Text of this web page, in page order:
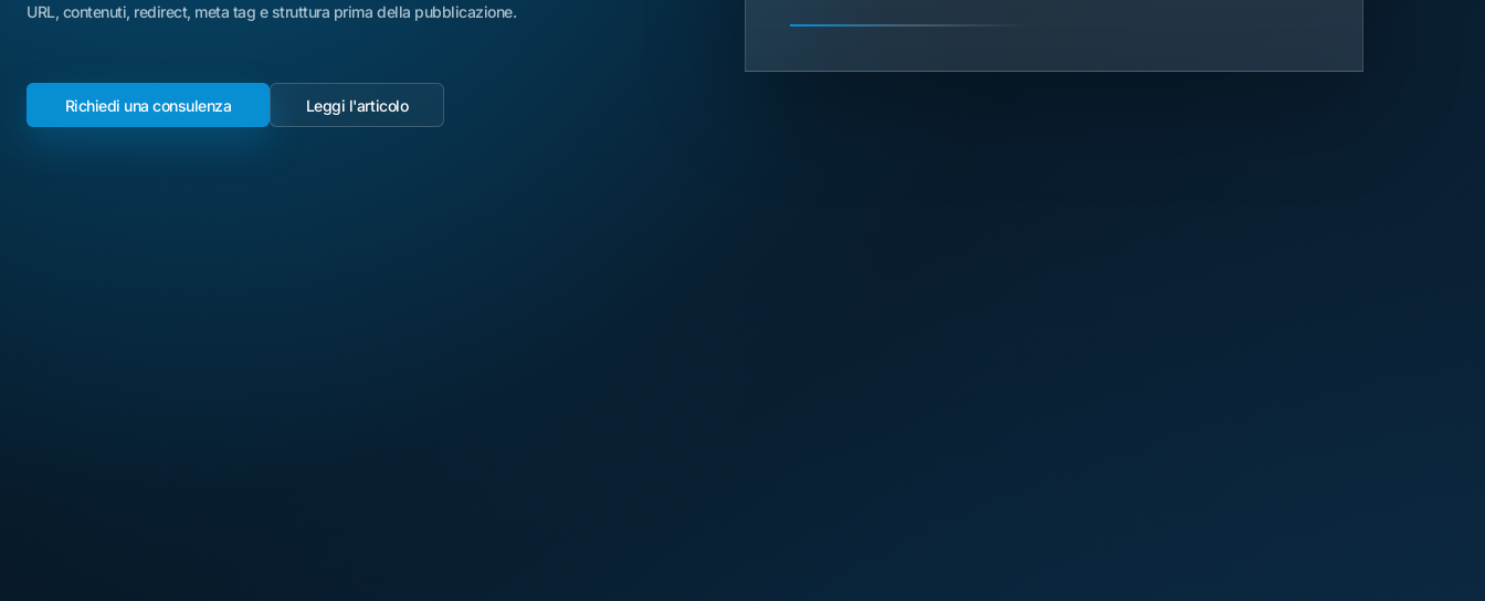
URL, contenuti, redirect, meta tag e struttura prima della pubblicazione.
Richiedi una consulenza Leggi l'articolo